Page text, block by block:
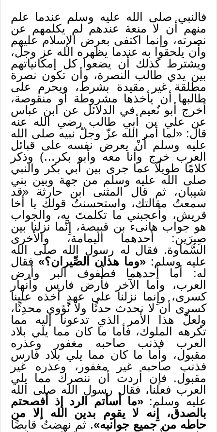
فالنبي صلى الله عليه وسلم عندما علم
منهم أن لا منعة عندهم لم يكلمهم عن
نصرته، وإنما اكتفى بعرض الإسلام عليهم
وأن يلحقوا به عندما يظهره الله عز وجل،
ويشترط كذلك أن يضعوا كل إمكانياتهم
بين يدي طالب النصرة، وأن تكون نصرة
مطلقة غير مقيدة بشرط، ويحرم على
طالبها أن يأخذها مشروطة أو منقوصة،
أخرج أبو نُعيم في الدلائل عن ابن عباس
عن علي بن أبي طالب رضي الله عنه
قال: «لما أمر الله عزّ وجلّ نبيه صلى الله
عليه وسلم أنْ يعرض نفسه على قبائل
العرب خرج وأنا معه وأبو بكر…) وذكر
كلامًا طويلًا عما جرى بين أبي بكر والنبي
صلى الله عليه وسلم من جهة وبين بني
شيبان، ثم قال المثنى ابن حارثة «قد
سمعتُ مقالتك، واستحسنتُ قولك يا أخا
قريش، وأعجبني ما تكلمتَ به، والجواب
هو جواب هانىء بن قبيصة، إِنَّما نزلنا بين
صِيرَين: أحدهما اليمامة، والأخرى
السَّماوة. فقال له رسول الله صلى الله
عليه وسلم:«وما هذان الصِّيران؟» فقال
له: أما أحدهما فطُفوف البر وأرض
العرب، وأما الآخر فأرض فارس وأنهار
كسرى، وإِنما نزلنا على عهدٍ أخذه علينا
كسرى أن لا نحدث حدثًا ولا نُؤوي محدِثًا،
ولعلَّ هذا الأمر الذي تدعونا إليه مما
تكرهه الملوك، فأما ما كان مما يلي بلاد
العرب فذنب صاحبه مغفور وعذره
مقبول، وأما ما كان مما يلي بلاد فارس
فذنب صاحبه غير مغفور، وعذره غير
مقبول. فإن أردت أن ننصرك مما يلي
العرب فعلنا، فقال رسول الله صلى الله
عليه وسلم:«ما أسأتم الرد إذ أفصحتم
بالصدق، إِنه لا يقوم بدين الله إلا من
حاطه من جميع جوانبه». ثم نهضتُ قابضًا